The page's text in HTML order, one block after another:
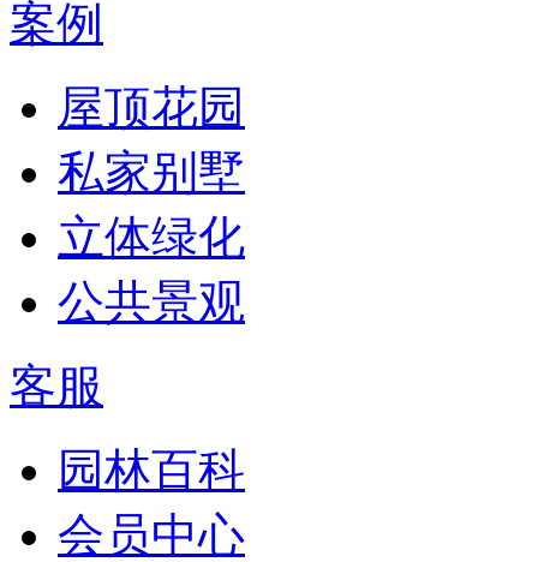
案例
屋顶花园
私家别墅
立体绿化
公共景观
客服
园林百科
会员中心